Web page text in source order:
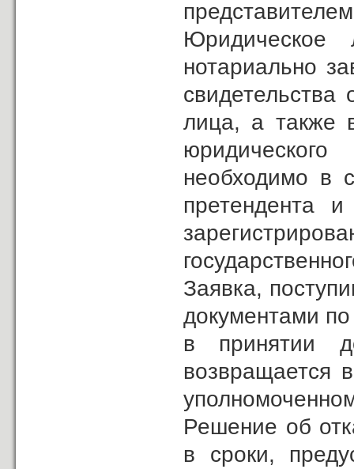
Юридическое
нотариально
свидетельства
лица, а также
необходимо в
претендента и
Заявка,
документами по
в принятии
возвращается
Решение об
в сроки,